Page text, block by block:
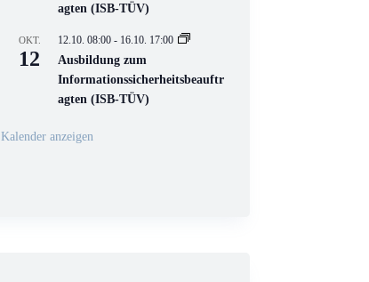
r
n
s
t
a
t
n
agten (ISB-TÜV)
OKT.
12
12.10. 08:00 - 16.10. 17:00
Ausbildung zum
Informationssicherheitsbeauftr
agten (ISB-TÜV)
Kalender anzeigen